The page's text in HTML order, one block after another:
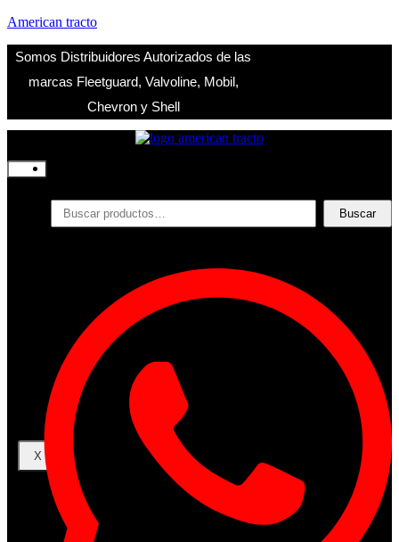
American tracto
Somos Distribuidores Autorizados de las
marcas Fleetguard, Valvoline, Mobil,
Chevron y Shell
Productos
Filtros
Contacto
Acceder
Iniciar Sesion
Registro
Restablecer la contraseña
X
Buscar